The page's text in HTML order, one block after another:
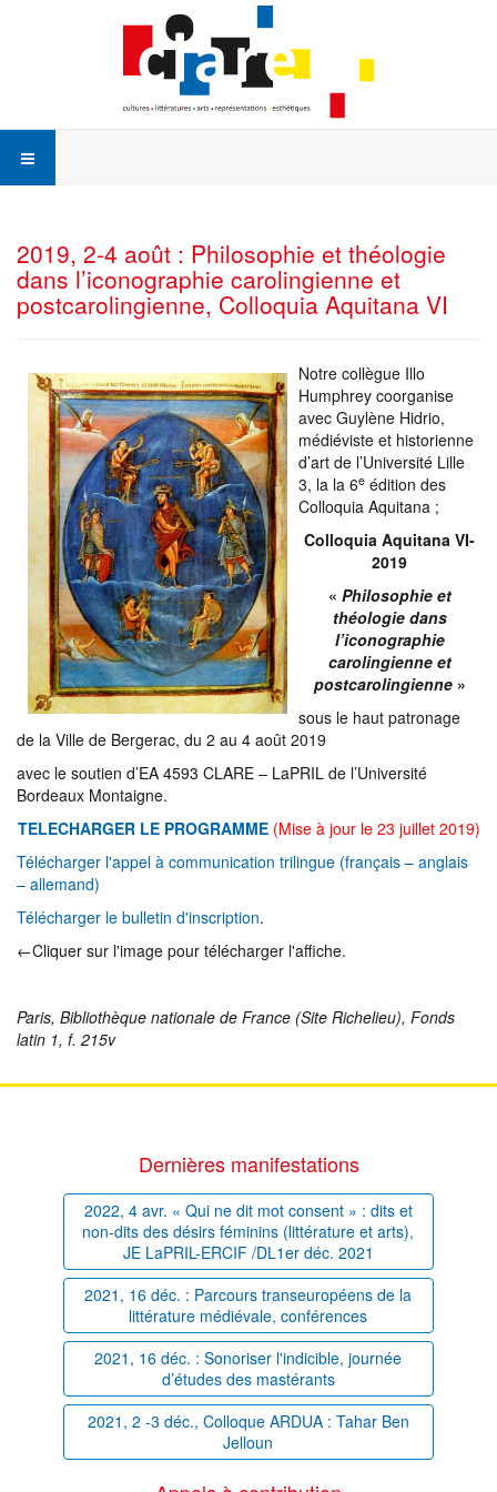
2019, 2-4 août : Philosophie et théologie
dans l’iconographie carolingienne et
postcarolingienne, Colloquia Aquitana VI
Notre collègue Illo
Humphrey coorganise
avec Guylène Hidrio,
médiéviste et historienne
d’art de l’Université Lille
3, la la 6e édition des
Colloquia Aquitana ;
Colloquia Aquitana VI-
2019
« Philosophie et
théologie dans
l’iconographie
carolingienne et
postcarolingienne»
sous le haut patronage
de la Ville de Bergerac, du 2 au 4 août 2019
avec le soutien d’EA 4593 CLARE – LaPRIL de l’Université
Bordeaux Montaigne.
TELECHARGER LE PROGRAMME(Mise à jour le 23 juillet 2019)
Télécharger l'appel à communication trilingue (français – anglais
– allemand)
Télécharger le bulletin d'inscription.
←Cliquer sur l'image pour télécharger l'affiche.
Paris, Bibliothèque nationale de France (Site Richelieu), Fonds
latin 1, f. 215v
Dernières manifestations
2022, 4 avr. « Qui ne dit mot consent » : dits et
non-dits des désirs féminins (littérature et arts),
JE LaPRIL-ERCIF /DL1er déc. 2021
2021, 16 déc. : Parcours transeuropéens de la
littérature médiévale, conférences
2021, 16 déc. : Sonoriser l'indicible, journée
d’études des mastérants
2021, 2 -3 déc., Colloque ARDUA : Tahar Ben
Jelloun